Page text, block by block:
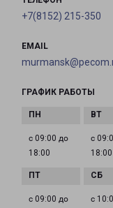
+7(8152) 215-350
EMAIL
ГРАФИК РАБОТЫ
с 09:00 до
18:00
с
18:00
с 09:00 до
с